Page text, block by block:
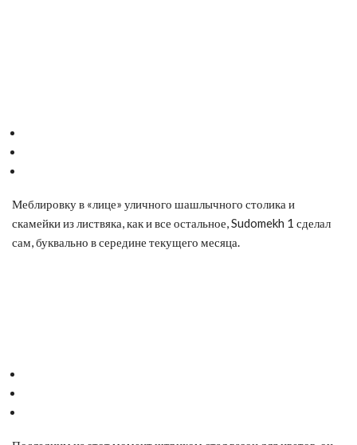
Меблировку в «лице» уличного шашлычного столика и
скамейки из листвяка, как и все остальное, Sudomekh 1 сделал
сам, буквально в середине текущего месяца.